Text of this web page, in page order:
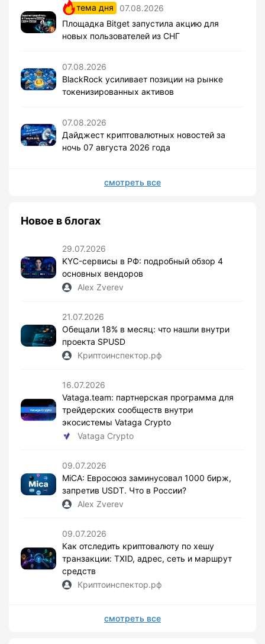
тема дня
07.08.2026
Площадка Bitget запустила акцию для
новых пользователей из СНГ
07.08.2026
BlackRock усиливает позиции на рынке
токенизированных активов
07.08.2026
Дайджест криптовалютных новостей за
ночь 07 августа 2026 года
смотреть все
Новое в блогах
29.07.2026
KYC-сервисы в РФ: подробный обзор 4
основных вендоров
Alex Zverev
21.07.2026
Обещали 18% в месяц: что нашли внутри
проекта SPUSD
Криптоинспектор.рф
16.07.2026
Vataga.team: партнерская программа для
трейдерских сообществ внутри
экосистемы Vataga Crypto
Vataga Crypto
09.07.2026
MiCA: Евросоюз заминусовал 1000 бирж,
запретив USDT. Что в России?
Alex Zverev
09.07.2026
Как отследить криптовалюту по хешу
транзакции: TXID, адрес, сеть и маршрут
средств
Криптоинспектор.рф
смотреть все